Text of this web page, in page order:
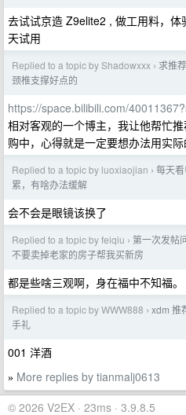
去试试京造 Z9elite2 , 做工用料，
天试用
Replied to a topic by Shadowxxx › 求推
颈椎支撑好点的
https://space.bilibili.com/
相对客观的一个博主，我让他帮忙
购中，心得就是一定要想办法用实际
Replied to a topic by luoxiaojian › 每天
累，有啥办法缓解
会不会是眼镜该换了
Replied to a topic by feiqiu › 第一次发帖
不要卖掉老家的房子帮我买新房
都是些啥三观啊，身在福中不知福。
Replied to a topic by WWW888 › xdm 推
手礼
001 洋酒
» More replies by tianmalj0613
© 2026 V2EX · 23ms · 3.9.8.5